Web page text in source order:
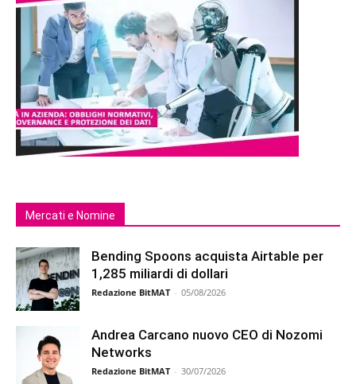
Mercati e Nomine
Bending Spoons acquista Airtable per
1,285 miliardi di dollari
Redazione BitMAT - 05/08/2026
Andrea Carcano nuovo CEO di Nozomi
Networks
Redazione BitMAT - 30/07/2026